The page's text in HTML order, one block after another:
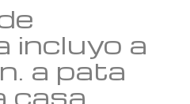
incluyo a
a pata
casa